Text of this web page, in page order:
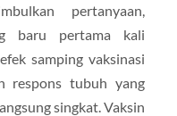
pertanyaan,
baru pertama kali
samping vaksinasi
respons tubuh yang
singkat. Vaksin